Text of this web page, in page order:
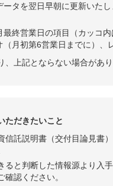
タを翌日早朝に更新いた
最終営業日の項目（カッコ
（月初第6営業日までに）
、上記とならない場合があ
ただきたいこと
信託説明書（交付目論見
ると判断した情報源より入
認ください。